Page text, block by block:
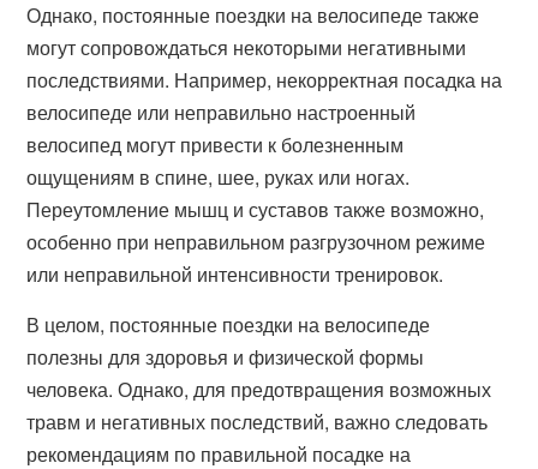
Однако, постоянные поездки на велосипеде также
могут сопровождаться некоторыми негативными
последствиями. Например, некорректная посадка на
велосипеде или неправильно настроенный
велосипед могут привести к болезненным
ощущениям в спине, шее, руках или ногах.
Переутомление мышц и суставов также возможно,
особенно при неправильном разгрузочном режиме
или неправильной интенсивности тренировок.
В целом, постоянные поездки на велосипеде
полезны для здоровья и физической формы
человека. Однако, для предотвращения возможных
травм и негативных последствий, важно следовать
рекомендациям по правильной посадке на